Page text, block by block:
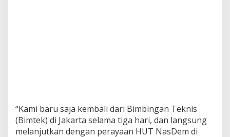
“Kami baru saja kembali dari Bimbingan Teknis
(Bimtek) di Jakarta selama tiga hari, dan langsung
melanjutkan dengan perayaan HUT NasDem di